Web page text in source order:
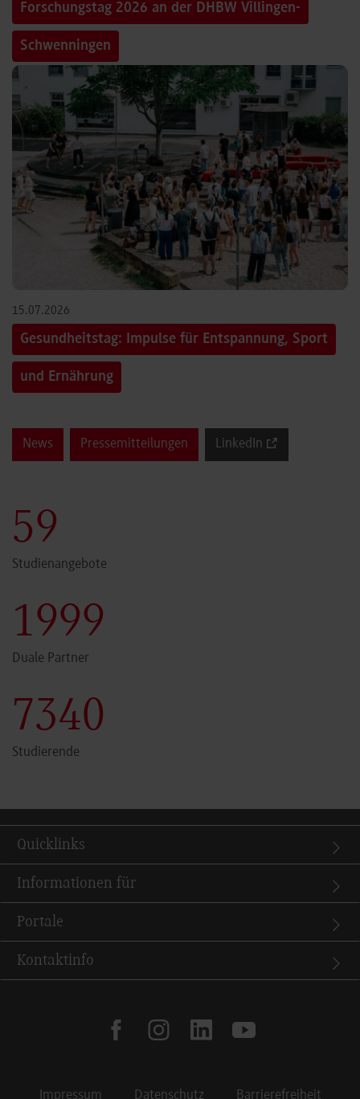
Forschungstag 2026 an der DHBW Villingen-
Schwenningen
15.07.2026
Gesundheitstag: Impulse für Entspannung, Sport
und Ernährung
News Pressemitteilungen LinkedIn
60
Studienangebote
2000
Duale Partner
7341
Studierende
Quicklinks
Informationen für
Portale
Kontaktinfo
facebookinstagramlinkedin youtube